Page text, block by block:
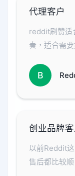
代理客户
reddit刷赞适
奏，适合需
B
创业品牌客
以前Reddit
售后都比较